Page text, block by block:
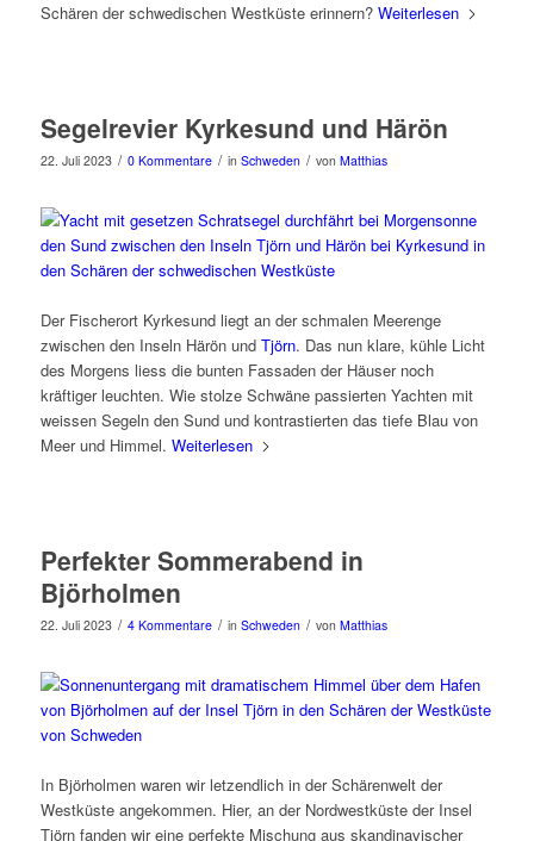
Schären der schwedischen Westküste erinnern? Weiterlesen
Segelrevier Kyrkesund und Härön
22. Juli 2023 / 0 Kommentare / in Schweden / von Matthias
Der Fischerort Kyrkesund liegt an der schmalen Meerenge
zwischen den Inseln Härön und Tjörn. Das nun klare, kühle Licht
des Morgens liess die bunten Fassaden der Häuser noch
kräftiger leuchten. Wie stolze Schwäne passierten Yachten mit
weissen Segeln den Sund und kontrastierten das tiefe Blau von
Meer und Himmel. Weiterlesen
Perfekter Sommerabend in
Björholmen
22. Juli 2023 / 4 Kommentare / in Schweden / von Matthias
In Björholmen waren wir letzendlich in der Schärenwelt der
Westküste angekommen. Hier, an der Nordwestküste der Insel
Tjörn fanden wir eine perfekte Mischung aus skandinavischer